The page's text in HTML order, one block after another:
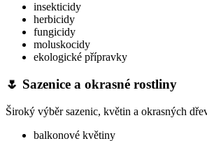
insekticidy
herbicidy
fungicidy
moluskocidy
ekologické přípravky
🌷 Sazenice a okrasné rostliny
Široký výběr sazenic, květin a okrasných
balkonové květiny